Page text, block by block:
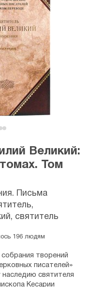
Великий:
томах. Том
Письма
,
святитель
196 людям
творений
писателей»
святителя
Кесарии